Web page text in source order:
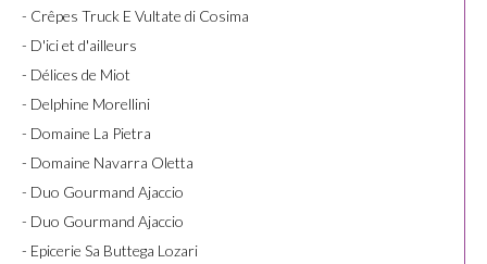
- Crêpes Truck E Vultate di Cosima
- D'ici et d'ailleurs
- Délices de Miot
- Delphine Morellini
- Domaine La Pietra
- Domaine Navarra Oletta
- Duo Gourmand Ajaccio
- Duo Gourmand Ajaccio
- Epicerie Sa Buttega Lozari